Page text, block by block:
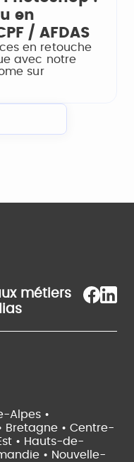
en
/ AFDAS
en retouche
avec notre
sur
métiers
Alpes •
Bretagne • Centre-
• Hauts-de-
• Nouvelle-